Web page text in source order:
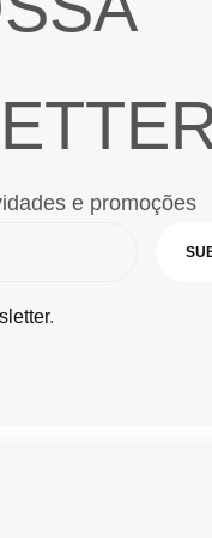
e promoções
.